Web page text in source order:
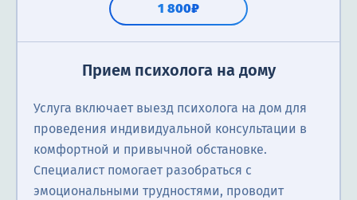
1 800₽
Прием психолога на дому
Услуга включает выезд психолога на дом для
проведения индивидуальной консультации в
комфортной и привычной обстановке.
Специалист помогает разобраться с
эмоциональными трудностями, проводит